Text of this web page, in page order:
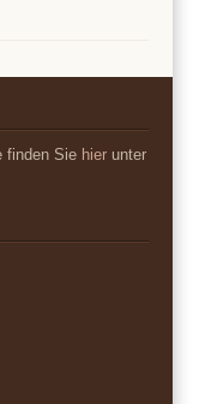
finden Sie hier unter